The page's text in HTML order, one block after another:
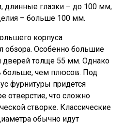
длинные глазки – до 100 мм,
– больше 100 мм.
корпуса
обзора. Особенно большие
дверей толще 55 мм. Однако
больше, чем плюсов. Под
фурнитуры придется
отверстие, что сложно
створке. Классические
обычно идут